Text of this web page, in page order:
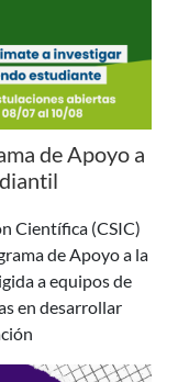
de Apoyo a
Científica (CSIC)
de Apoyo a la
a equipos de
en desarrollar